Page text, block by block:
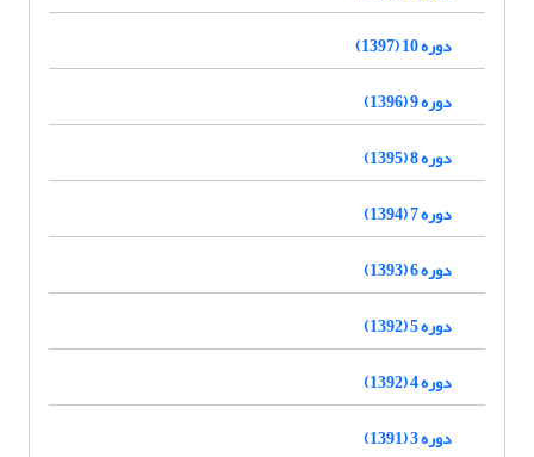
دوره 10 (1397)
دوره 9 (1396)
دوره 8 (1395)
دوره 7 (1394)
دوره 6 (1393)
دوره 5 (1392)
دوره 4 (1392)
دوره 3 (1391)